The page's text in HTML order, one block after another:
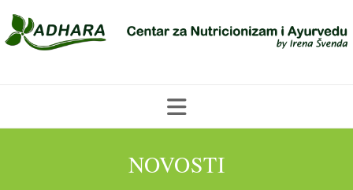
PROGRAMI PREHRANE PRIRODNO MRŠAVLJENJE
NOVOSTI